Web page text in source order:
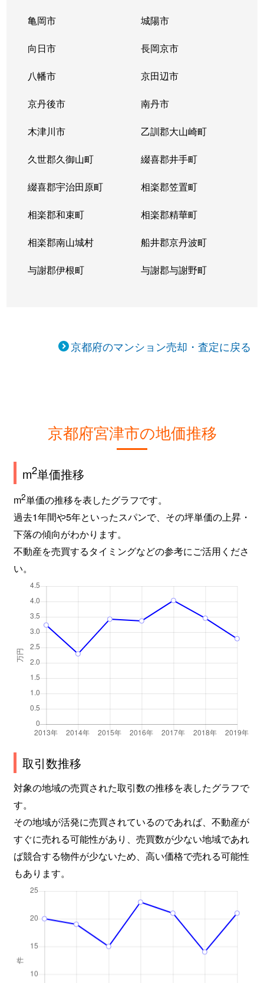
亀岡市 城陽市
向日市 長岡京市
八幡市 京田辺市
京丹後市 南丹市
木津川市 乙訓郡大山崎町
久世郡久御山町 綴喜郡井手町
綴喜郡宇治田原町 相楽郡笠置町
相楽郡和束町 相楽郡精華町
相楽郡南山城村 船井郡京丹波町
与謝郡伊根町 与謝郡与謝野町
京都府のマンション売却・査定に戻る
京都府宮津市の地価推移
m2単価推移
m2単価の推移を表したグラフです。
過去1年間や5年といったスパンで、その坪単価の上昇・
下落の傾向がわかります。
不動産を売買するタイミングなどの参考にご活用くださ
い。
取引数推移
対象の地域の売買された取引数の推移を表したグラフで
す。
その地域が活発に売買されているのであれば、不動産が
すぐに売れる可能性があり、売買数が少ない地域であれ
ば競合する物件が少ないため、高い価格で売れる可能性
もあります。